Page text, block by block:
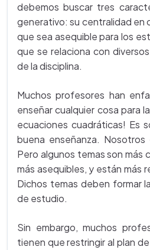
debemos buscar tres
generativo: su centralidad en
que sea asequible para los
que se relaciona con
de la disciplina.
Muchos profesores han
enseñar cualquier cosa para
ecuaciones cuadráticas! Es
buena enseñanza.
Pero algunos temas son más
más asequibles, y están más
Dichos temas deben formar
de estudio.
Sin embargo, muchos
tienen que restringir al plan